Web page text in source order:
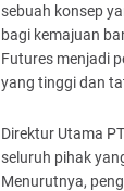
sebuah konsep
bagi kemajuan
Futures menjadi
yang tinggi dan
Direktur Utama
seluruh pihak
Menurutnya,